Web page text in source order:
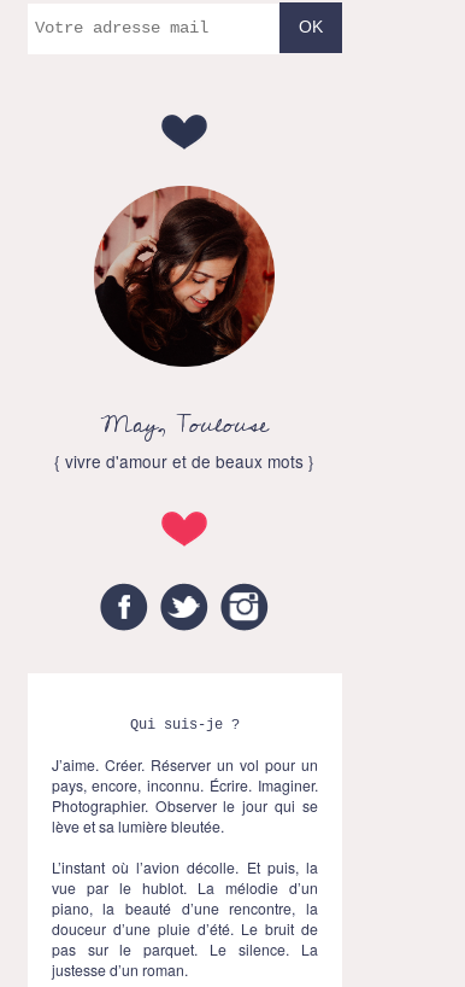
May, Toulouse
{ vivre d'amour et de beaux mots }
FacebookTwitter
Qui suis-je ?
J’aime. Créer. Réserver un vol pour un
pays, encore, inconnu. Écrire. Imaginer.
Photographier. Observer le jour qui se
lève et sa lumière bleutée.
L’instant où l’avion décolle. Et puis, la
vue par le hublot. La mélodie d’un
piano, la beauté d’une rencontre, la
douceur d’une pluie d’été. Le bruit de
pas sur le parquet. Le silence. La
justesse d’un roman.